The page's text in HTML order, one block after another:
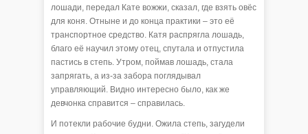
лошади, передал Кате вожжи, сказал, где взять овёс
для коня. Отныне и до конца практики – это её
транспортное средство. Катя распрягла лошадь,
благо её научил этому отец, спутала и отпустила
пастись в степь. Утром, поймав лошадь, стала
запрягать, а из-за забора поглядывал
управляющий. Видно интересно было, как же
девчонка справится – справилась.
И потекли рабочие будни. Ожила степь, загудели